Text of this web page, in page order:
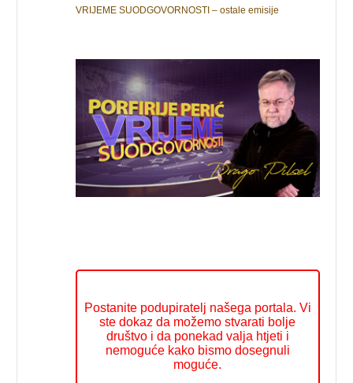
VRIJEME SUODGOVORNOSTI – ostale emisije
Postanite podupiratelj našega portala. Vi
ste dokaz da možemo stvarati bolje
društvo i da ponekad valja htjeti i
nemoguće kako bismo dosegnuli
moguće.